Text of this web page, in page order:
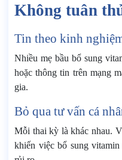
Không tuân
Tin theo kinh
Nhiều mẹ bầu bổ sung
hoặc thông tin trên mạng
gia.
Bỏ qua tư vấn cá
Mỗi thai kỳ là khác nhau.
khiến việc bổ sung